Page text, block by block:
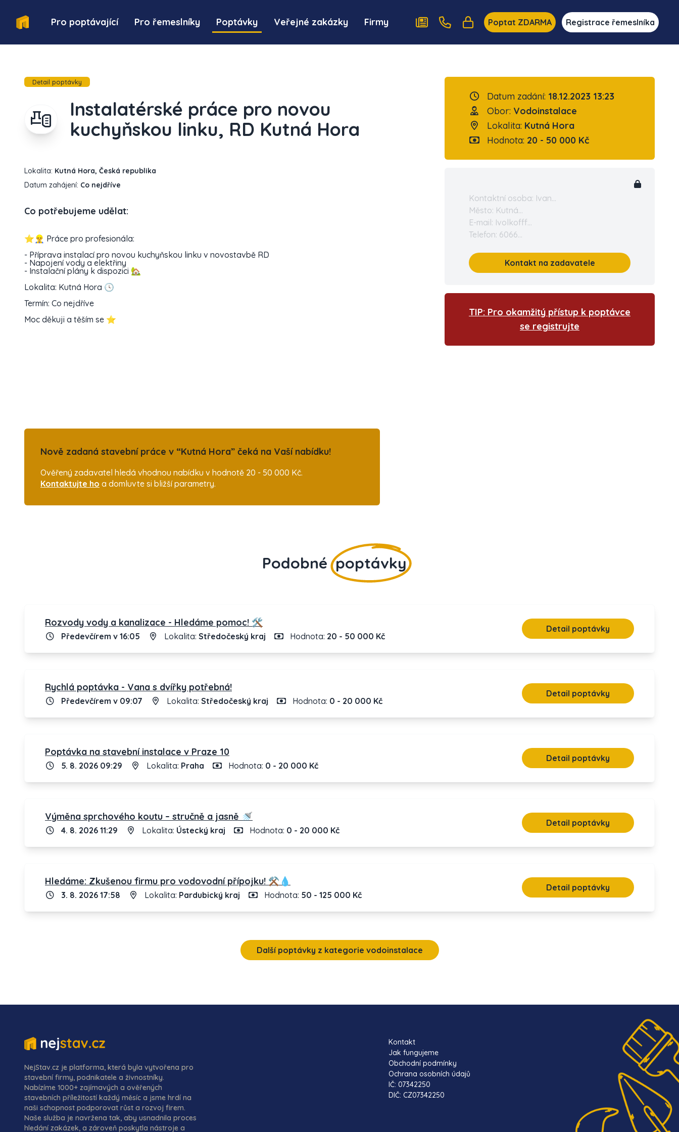
Pro poptávající Pro řemeslníky Poptávky Veřejné zakázky Firmy Poptat ZDARMA Registrace řemeslníka
Detail poptávky
Instalatérské práce pro novou
kuchyňskou linku, RD Kutná Hora
Lokalita: Kutná Hora, Česká republika
Datum zahájení: Co nejdříve
Co potřebujeme udělat:
⭐️👷‍♂️ Práce pro profesionála:
- Příprava instalací pro novou kuchyňskou linku v novostavbě RD
- Napojení vody a elektřiny
- Instalační plány k dispozici 🏡
Lokalita: Kutná Hora 🕓
Termín: Co nejdříve
Moc děkuji a těším se ⭐️
Nově zadaná stavební práce v “Kutná Hora” čeká na Vaší nabídku!
Ověřený zadavatel hledá vhodnou nabídku v hodnotě 20 - 50 000 Kč.
Kontaktujte ho a domluvte si bližší parametry.
Datum zadání: 18.12.2023 13:23
Obor: Vodoinstalace
Lokalita: Kutná Hora
Hodnota: 20 - 50 000 Kč
Kontaktní osoba: Ivan...
Město: Kutná...
E-mail: Ivolkofff...
Telefon: 6066...
Kontakt na zadavatele
TIP: Pro okamžitý přístup k poptávce
se registrujte
Podobné poptávky
Rozvody vody a kanalizace - Hledáme pomoc! 🛠️
Předevčírem v 16:05 Lokalita: Středočeský kraj Hodnota: 20 - 50 000 Kč
Detail poptávky
Rychlá poptávka - Vana s dvířky potřebná!
Předevčírem v 09:07 Lokalita: Středočeský kraj Hodnota: 0 - 20 000 Kč
Detail poptávky
Poptávka na stavební instalace v Praze 10
5. 8. 2026 09:29 Lokalita: Praha Hodnota: 0 - 20 000 Kč
Detail poptávky
Výměna sprchového koutu – stručně a jasně 🚿
4. 8. 2026 11:29 Lokalita: Ústecký kraj Hodnota: 0 - 20 000 Kč
Detail poptávky
Hledáme: Zkušenou firmu pro vodovodní přípojku! ⚒️💧
3. 8. 2026 17:58 Lokalita: Pardubický kraj Hodnota: 50 - 125 000 Kč
Detail poptávky
Další poptávky z kategorie vodoinstalace
NejStav.cz je platforma, která byla vytvořena pro
stavební firmy, podnikatele a živnostníky.
Nabízíme 1000+ zajímavých a ověřených
stavebních příležitostí každý měsíc a jsme hrdí na
naši schopnost podporovat růst a rozvoj firem.
Naše služba je navržena tak, aby usnadnila proces
hledání zakázek, a zároveň poskytla nástroje a
Kontakt
Jak fungujeme
Obchodní podmínky
Ochrana osobních údajů
IČ: 07342250
DIČ: CZ07342250